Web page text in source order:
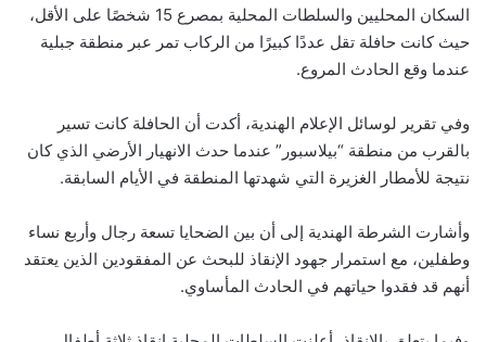
السكان المحليين والسلطات المحلية بمصرع 15 شخصًا على الأقل،
حيث كانت حافلة تقل عددًا كبيرًا من الركاب تمر عبر منطقة جبلية
عندما وقع الحادث المروع.
وفي تقرير لوسائل الإعلام الهندية، أكدت أن الحافلة كانت تسير
بالقرب من منطقة “بيلاسبور” عندما حدث الانهيار الأرضي الذي كان
نتيجة للأمطار الغزيرة التي شهدتها المنطقة في الأيام السابقة.
وأشارت الشرطة الهندية إلى أن بين الضحايا تسعة رجال وأربع نساء
وطفلين، مع استمرار جهود الإنقاذ للبحث عن المفقودين الذين يعتقد
أنهم قد فقدوا حياتهم في الحادث المأساوي.